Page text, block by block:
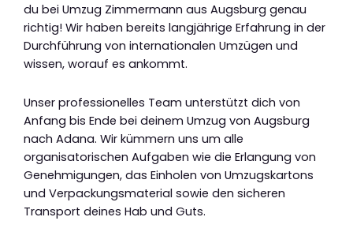
du bei Umzug Zimmermann aus Augsburg genau
richtig! Wir haben bereits langjährige Erfahrung in der
Durchführung von internationalen Umzügen und
wissen, worauf es ankommt.
Unser professionelles Team unterstützt dich von
Anfang bis Ende bei deinem Umzug von Augsburg
nach Adana. Wir kümmern uns um alle
organisatorischen Aufgaben wie die Erlangung von
Genehmigungen, das Einholen von Umzugskartons
und Verpackungsmaterial sowie den sicheren
Transport deines Hab und Guts.